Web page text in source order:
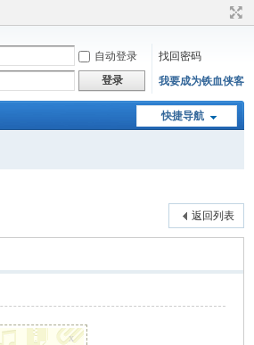
自动登录
找回密码
登录 我要成为铁血侠客
快捷导航
返回列表
x